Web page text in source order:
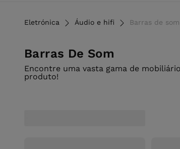
Eletrónica Áudio e hifi Barras de
Barras De Som
Encontre uma vasta gama de
produto!